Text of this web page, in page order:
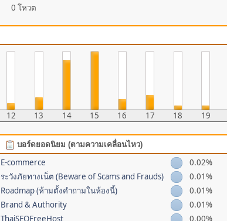
0 โหวต
12 13 14 15 16 17 18 19
บอร์ดยอดนิยม (ตามความเคลื่อนไหว)
E-commerce
0.02%
ระวังภัยทางเน็ต (Beware of Scams and Frauds)
0.01%
Roadmap (ห้ามตั้งคำถามในห้องนี้)
0.01%
Brand & Authority
0.01%
ThaiSEOFreeHost
0.00%